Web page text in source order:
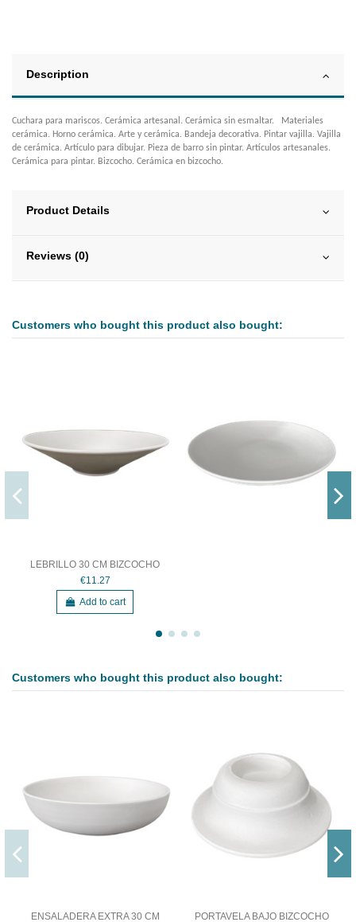
Description
Cuchara para mariscos. Cerámica artesanal. Cerámica sin esmaltar. Materiales
cerámica. Horno cerámica. Arte y cerámica. Bandeja decorativa. Pintar vajilla. Vajilla
de cerámica. Artículo para dibujar. Pieza de barro sin pintar. Artículos artesanales.
Cerámica para pintar. Bizcocho. Cerámica en bizcocho.
Product Details
Reviews (0)
Customers who bought this product also bought:
LEBRILLO 30 CM BIZCOCHO
€11.27
Add to cart
Customers who bought this product also bought:
ENSALADERA EXTRA 30 CM PORTAVELA BAJO BIZCOCHO